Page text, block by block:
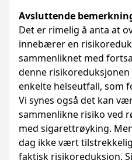
Avsluttende
Det er rimelig å anta at
innebærer en
sammenliknet med
denne
enkelte helseutfall, som
Vi synes også det kan
sammenlikne risiko ved
med sigarettrøyking.
dag ikke vært
faktisk risikoreduksjon.